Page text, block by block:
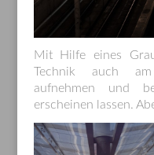
Mit Hilfe eines
Technik auch am
aufnehmen und
erscheinen lassen.